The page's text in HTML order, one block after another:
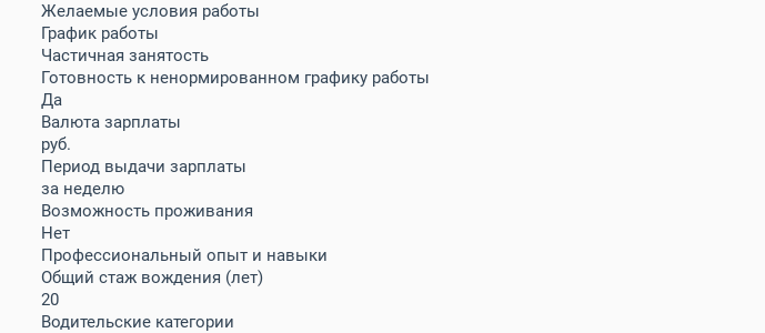
Желаемые условия работы
График работы
Частичная занятость
Готовность к ненормированном графику работы
Да
Валюта зарплаты
руб.
Период выдачи зарплаты
за неделю
Возможность проживания
Нет
Профессиональный опыт и навыки
Общий стаж вождения (лет)
20
Водительские категории